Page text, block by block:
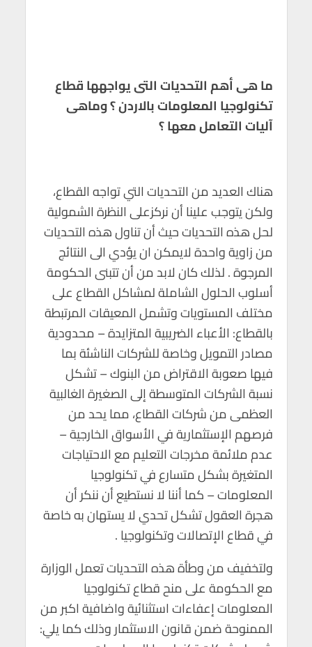
ما هى أهم التحديات التى يواجهها قطاع
تكنولوجيا المعلومات بالاردن ؟ وماهى
آليات التعامل معها ؟
هناك العديد من التحديات التي تواجه القطاع،
ولكن يتوجب علينا أن نركزعلى النظرة الشمولية
لحل هذه التحديات حيث أن تناول هذه التحديات
من زاوية واحدة لايمكن ان يؤدي الى النتائج
المرجوة . لذلك كان لابد من أن تتبنى الحكومة
أسلوب الحلول الشاملة لمشاكل القطاع على
مختلف المستويات وتشمل المعيقات المرتبطة
بالقطاع: الأعباء الضريبية المتزايدة – محدودية
مصادر التمويل وخاصة للشركات الناشئة بما
فيها صعوبة الاقتراض من البنوك – تشكل
نسبة الشركات المتوسطة إلى الصغيرة الغالبية
العظمى من شركات القطاع، مما يحد من
فرصهم الإستثمارية في الأسواق الخارجية –
عدم ملائمة مخرجات التعليم مع الاحتياجات
المتغيرة بشكل متسارع في تكنولوجيا
المعلومات – كما أننا لا نستطيع أن ننكر أن
هجرة العقول تشكل تحدي لا يستهان به خاصة
في قطاع الإتصالات وتكنولوجيا .
ولتخفيف من وطأة هذه التحديات تعمل الوزارة
مع الحكومة على منح قطاع تكنولوجيا
المعلومات إعفاءات استثنائية واضافية اكبر من
الممنوحة ضمن قانون الاستثمار وذلك كما يلي: